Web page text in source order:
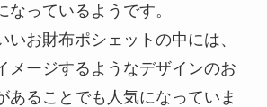
なっているようです。
いお財布ポシェットの中には、
メージするようなデザインのお
あることでも人気になっていま